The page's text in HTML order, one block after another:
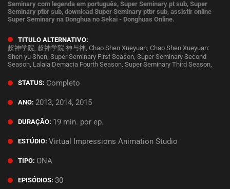
Seminary com legenda em português, Super Seminary pt sub, Super
Seminary ptbr sub, download Super Seminary ptbr sub, assistir online
Super Seminary na Donghua no Sekai - Donghuas Online.
TITULO ALTERNATIVO:
超神学院, 超神学院 神与神, Chao Shen Xueyuan, Chao Shen Xueyuan:
Shen yu Shen, Super Seminary First Season, Super Seminary Second
Season, Lalala Demacia Fourth Season, Super Seminary Third Season,
STATUS: Completo
ANO: 2013, 2014, 2015
DURAÇÃO: 19 min. por ep.
ESTÚDIO: Virtual Impressions Animation Studio
TIPO: ONA
EPISÓDIOS: 30